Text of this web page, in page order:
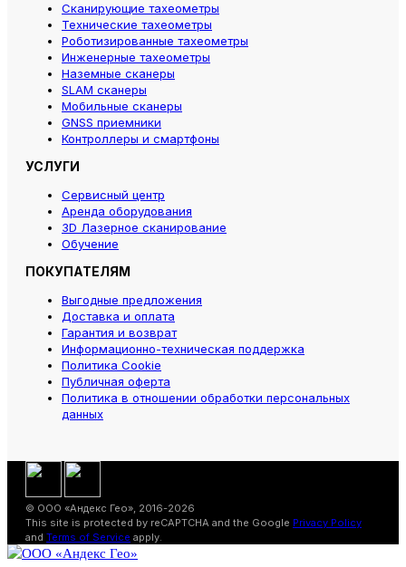
Сканирующие тахеометры
Технические тахеометры
Роботизированные тахеометры
Инженерные тахеометры
Наземные сканеры
SLAM сканеры
Мобильные сканеры
GNSS приемники
Контроллеры и смартфоны
УСЛУГИ
Сервисный центр
Аренда оборудования
3D Лазерное сканирование
Обучение
ПОКУПАТЕЛЯМ
Выгодные предложения
Доставка и оплата
Гарантия и возврат
Информационно-техническая поддержка
Политика Cookie
Публичная оферта
Политика в отношении обработки персональных
данных
© ООО «Андекс Гео», 2016-2026
This site is protected by reCAPTCHA and the Google Privacy Policy
and Terms of Service apply.